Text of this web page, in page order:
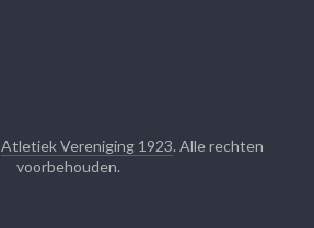
Atletiek Vereniging 1923. Alle rechten
voorbehouden.